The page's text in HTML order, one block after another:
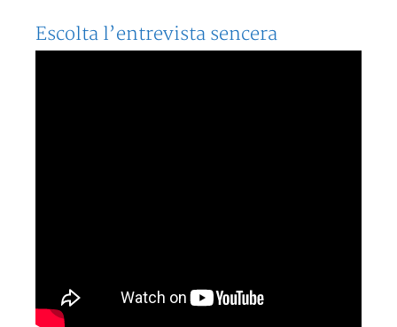
Escolta l’entrevista sencera